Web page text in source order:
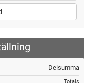
Delsumma